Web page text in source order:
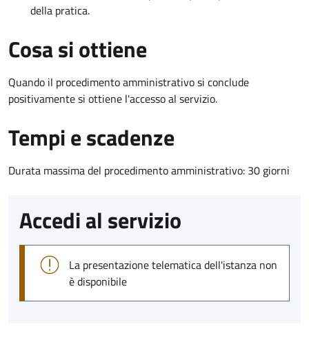
della pratica.
Cosa si ottiene
Quando il procedimento amministrativo si conclude
positivamente si ottiene l'accesso al servizio.
Tempi e scadenze
Durata massima del procedimento amministrativo: 30 giorni
Accedi al servizio
La presentazione telematica dell'istanza non
è disponibile